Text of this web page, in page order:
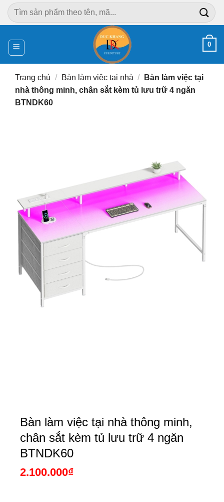
Chuyển
đến
dung
Tìm
kiếm:
0
Trang chủ / Bàn làm việc tại nhà /
Bàn làm việc tại
nhà thông minh, chân sắt kèm tủ lưu trữ 4 ngăn
BTNDK60
Bàn làm việc tại nhà thông minh,
chân sắt kèm tủ lưu trữ 4 ngăn
BTNDK60
2.100.000₫